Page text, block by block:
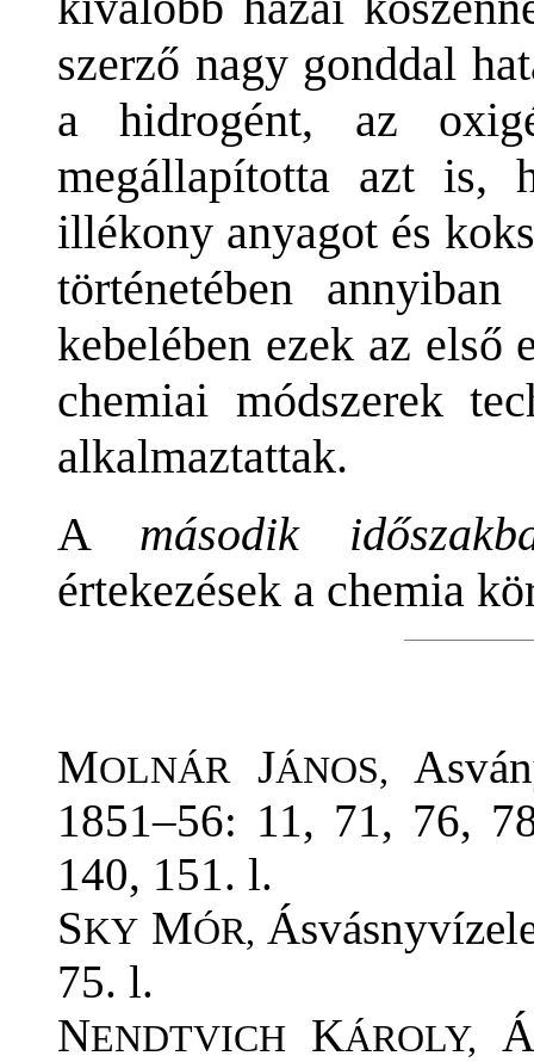
szerző nagy gonddal
a hidrogént, az
megállapította azt is,
illékony anyagot és
történetében
kebelében ezek az első
chemiai módszerek
alkalmaztattak.
A második
értekezések a chemia
MOLNÁR JÁNOS,
1851–56: 11, 71, 76,
140, 151. l.
SKY MÓR,
75. l.
NENDTVICH KÁROLY,